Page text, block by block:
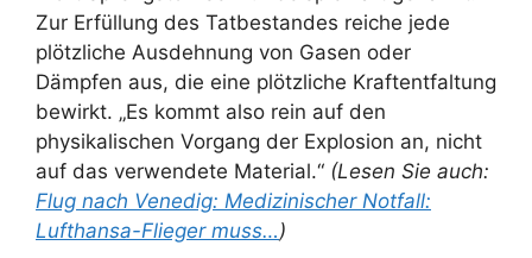
Zur Erfüllung des Tatbestandes reiche jede
plötzliche Ausdehnung von Gasen oder
Dämpfen aus, die eine plötzliche Kraftentfaltung
bewirkt. „Es kommt also rein auf den
physikalischen Vorgang der Explosion an, nicht
auf das verwendete Material.“ (Lesen Sie auch:
Flug nach Venedig: Medizinischer Notfall:
Lufthansa-Flieger muss…)